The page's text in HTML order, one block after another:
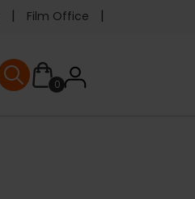
Film Office
0User
User menu